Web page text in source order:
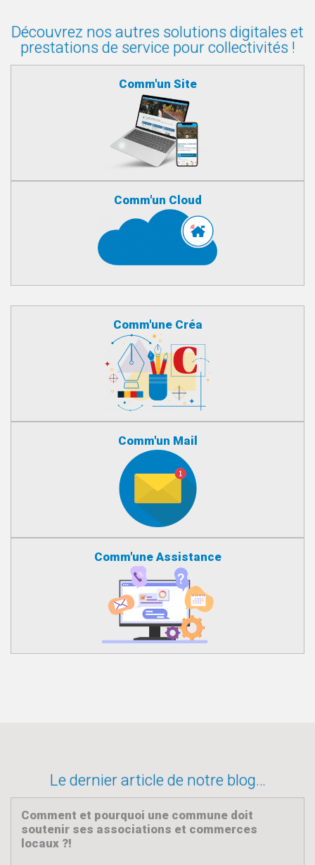
Découvrez nos autres solutions digitales et
prestations de service pour collectivités !
Comm'un Site
Comm'un Cloud
Comm'une Créa
Comm'un Mail
Comm'une Assistance
Le dernier article de notre blog…
Comment et pourquoi une commune doit
soutenir ses associations et commerces
locaux ?!